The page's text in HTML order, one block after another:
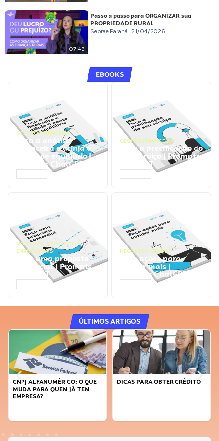
07:43
Passo a passo para ORGANIZAR sua
PROPRIEDADE RURAL
Sebrae Paraná 21/04/2026
EBOOKS
GESTÃO FINANCEIRA
Faça a análise
financeira e atinja o
ponto de equilíbrio |
Prompts ChatGPT
GESTÃO FINANCEIRA
Faça a precificação do
seu serviço | Prompts
ChatGPT
NEGÓCIOS, PROCESSOS
EMPRESARIAIS
Faça uma proposta
comercial | Prompts
ChatGPT
NEGÓCIOS, VENDAS
Faça ações para
vender mais |
Prompts ChatGPT
ÚLTIMOS ARTIGOS
CNPJ ALFANUMÉRICO: O QUE
MUDA PARA QUEM JÁ TEM
EMPRESA?
DICAS PARA OBTER CRÉDITO